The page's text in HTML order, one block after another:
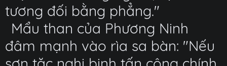
tương đối bằng phẳng."
Mẩu than của Phương Ninh
đâm mạnh vào rìa sa bàn: "Nếu